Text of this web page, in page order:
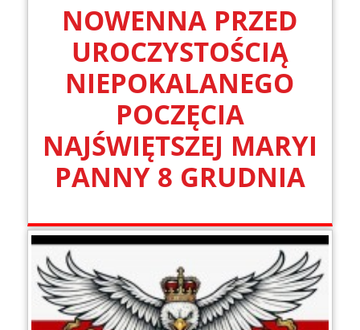
NOWENNA PRZED
UROCZYSTOŚCIĄ
NIEPOKALANEGO
POCZĘCIA
NAJŚWIĘTSZEJ MARYI
PANNY 8 GRUDNIA